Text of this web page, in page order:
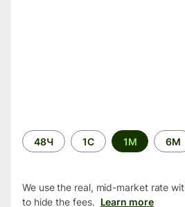
Time
period
48Ч 1С 1М 6М
We use the real, mid-market rate
to hide the fees. Learn more